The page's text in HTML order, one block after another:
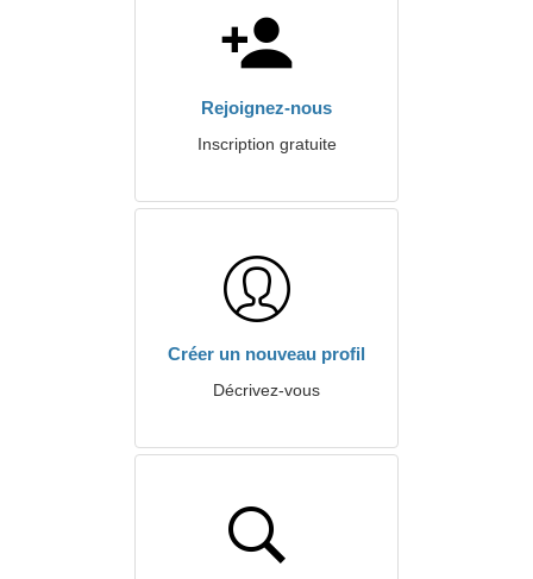
Rejoignez-nous
Inscription gratuite
Créer un nouveau profil
Décrivez-vous